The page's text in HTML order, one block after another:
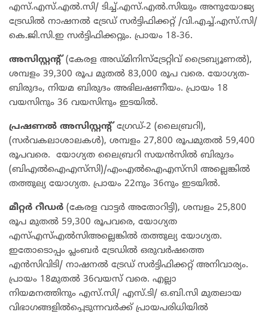
എസ്.എസ്.എൽ.സി/ ടിച്ച്.എസ്.എൽ.സിയും അനുയോജ്യ
ട്രേഡിൽ നാഷനൽ ട്രേഡ് സർട്ടിഫിക്കറ്റ് /വി.എച്ച്.എസ്.സി/
കെ.ജി.സി.ഇ സർട്ടിഫിക്കറ്റും. പ്രായം 18-36.
അസിസ്റ്റന്റ്(കേരള അഡ്മിനിസ്ട്രേറ്റിവ് ട്രൈബ്യൂണൽ),
ശമ്പളം 39,300 രൂപ മുതൽ 83,000 രൂപ വരെ. യോഗ്യത-
ബിരുദം, നിയമ ബിരുദം അഭിലഷണീയം. പ്രായം 18
വയസിനും 36 വയസിനും ഇടയിൽ.
പ്രഷണൽ അസിസ്റ്റന്റ്ഗ്രേഡ്-2 (ലൈബ്രറി),
(സർവകലാശാലകൾ), ശമ്പളം 27,800 രൂപമുതൽ 59,400
രൂപവരെ. യോഗ്യത ലൈബ്രറി സയൻസിൽ ബിരുദം
(ബിഎൽഐഎസ്‍സി)/എംഎൽഐഎസ്‍സി അല്ലെങ്കിൽ
തത്തുല്യ യോഗ്യത. പ്രായം 22നും 36നും ഇടയിൽ.
മീറ്റർ റീഡർ (കേരള വാട്ടർ അതോറിട്ടി), ശമ്പളം 25,800
രൂപ മുതൽ 59,300 രൂപവരെ, യോഗ്യത
എസ്എസ്എൽസിഅല്ലെങ്കിൽ തത്തുല്യ യോഗ്യത.
ഇതോടൊപ്പം പ്ലംബർ ട്രേഡിൽ ഒരുവർഷത്തെ
എൻസിവിടി/ നാഷനൽ ട്രേഡ് സർട്ടിഫിക്കറ്റ് അനിവാര്യം.
പ്രായം 18മുതൽ 36വയസ് വരെ. എല്ലാ
നിയമനത്തിനും എസ്.സി/ എസ്.ടി/ ഒ.ബി.സി മുതലായ
വിഭാഗങ്ങളിൽപ്പെടുന്നവർക്ക് പ്രായപരിധിയിൽ